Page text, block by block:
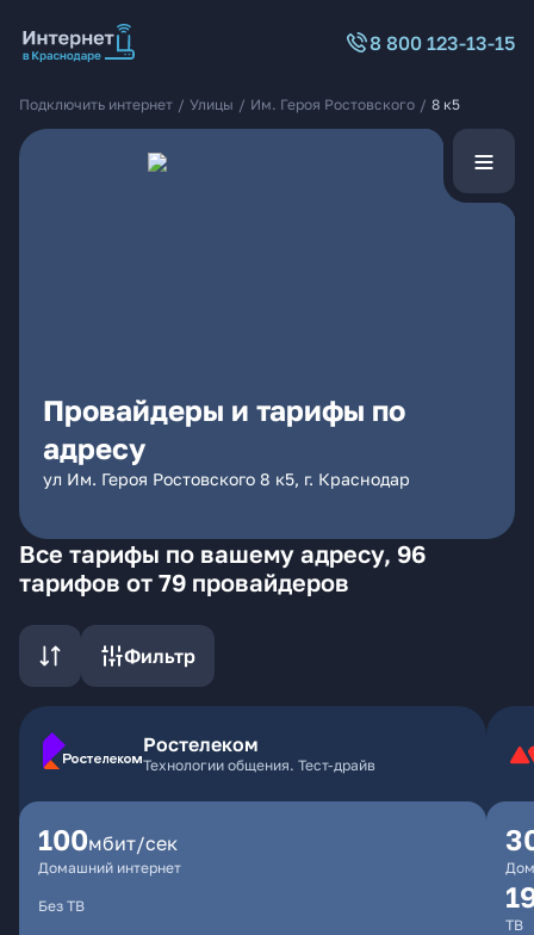
8 800 123-13-15
Подключить интернет / Улицы / Им. Героя Ростовского / 8 к5
Провайдеры и тарифы по
адресу
ул Им. Героя Ростовского 8 к5, г. Краснодар
Все тарифы по вашему адресу, 96
тарифов от 79 провайдеров
Фильтр
Ростелеком
Технологии общения. Тест-драйв
100мбит/сек
Домашний интернет
Без ТВ
ТВ